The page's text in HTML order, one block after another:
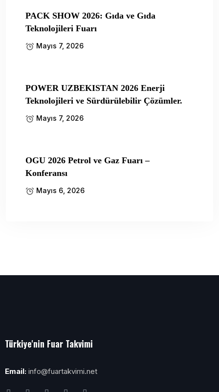
PACK SHOW 2026: Gıda ve Gıda
Teknolojileri Fuarı
Mayıs 7, 2026
POWER UZBEKISTAN 2026 Enerji
Teknolojileri ve Sürdürülebilir Çözümler.
Mayıs 7, 2026
OGU 2026 Petrol ve Gaz Fuarı –
Konferansı
Mayıs 6, 2026
Türkiye'nin Fuar Takvimi
Email: info@fuartakvimi.net